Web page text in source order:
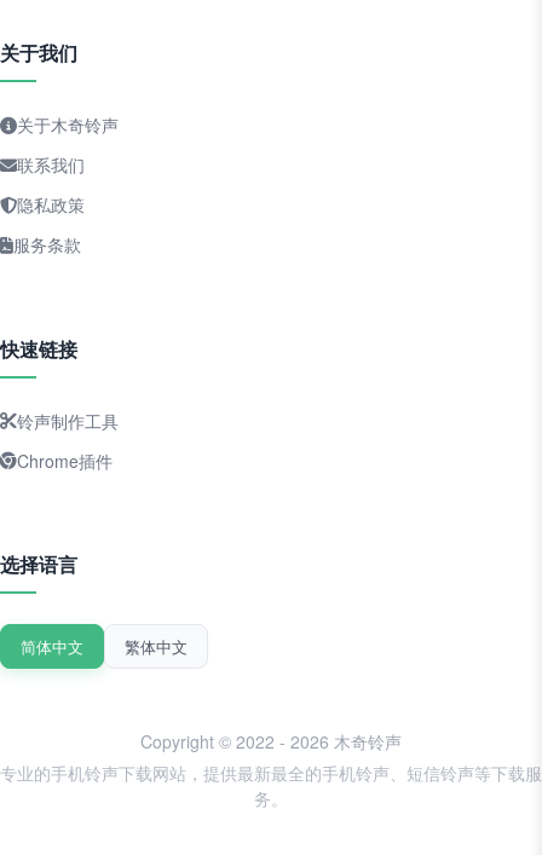
关于我们
关于木奇铃声
联系我们
隐私政策
服务条款
快速链接
铃声制作工具
Chrome插件
选择语言
简体中文 繁体中文
Copyright © 2022 - 2026 木奇铃声
专业的手机铃声下载网站，提供最新最全的手机铃声、短信铃声等下载服
务。